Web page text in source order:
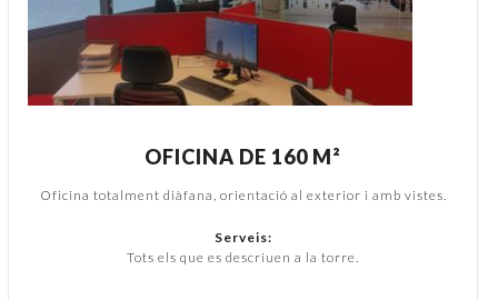
OFICINA DE 160 M²
Oficina totalment diàfana, orientació al exterior i amb vistes.
Serveis:
Tots els que es descriuen a la torre.